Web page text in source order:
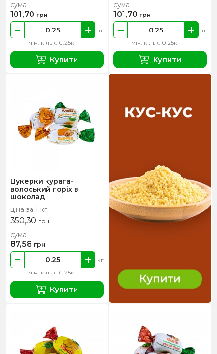
мін. кільк. 0.25кг
кг
сума
101,70 грн
Купити
мін. кільк. 0.25кг
кг
сума
101,70 грн
Купити
Цукерки курага-
волоський горіх в
шоколаді
ціна за 1 кг
350,30 грн
мін. кільк. 0.25кг
кг
сума
87,58 грн
Купити